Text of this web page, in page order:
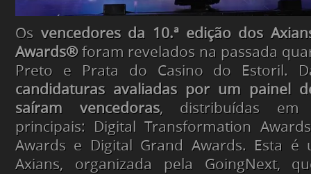
Os vencedores da 10.ª edição dos
Awards®foram revelados na passada
Preto e Prata do Casino do Estoril.
candidaturas avaliadas por um painel
saíram vencedoras, distribuídas em
principais: Digital Transformation
Awards e Digital Grand Awards. Esta é
Axians, organizada pela GoingNext,